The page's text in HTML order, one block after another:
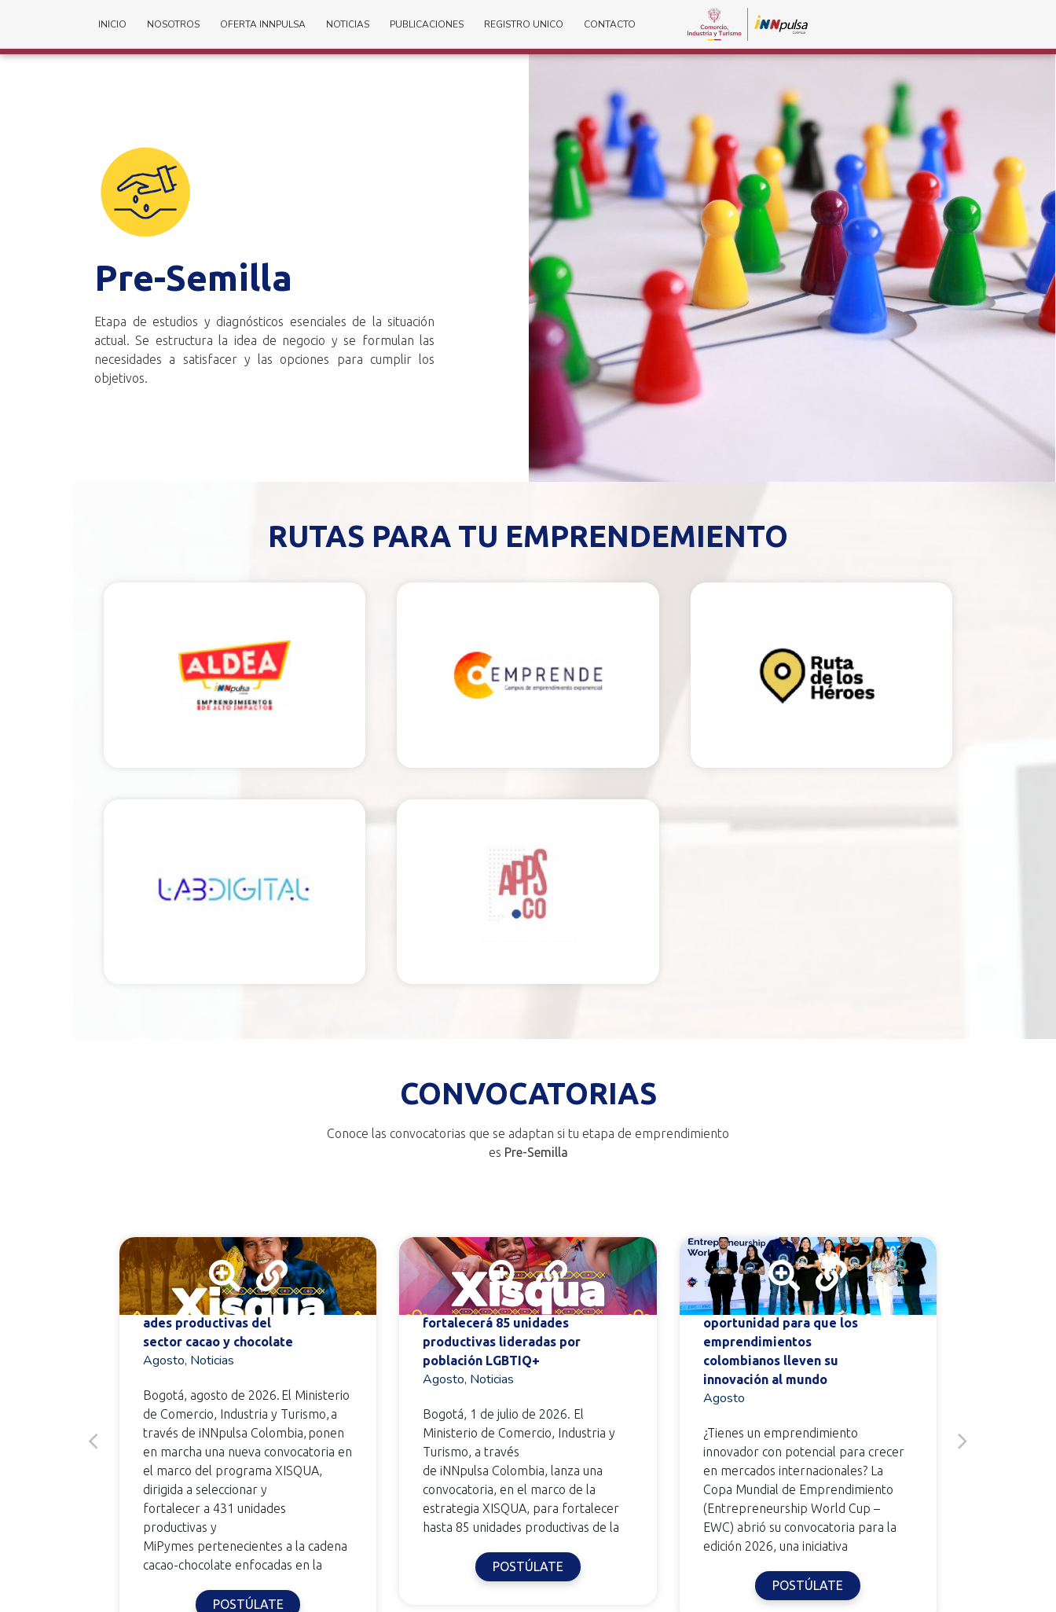
INICIO NOSOTROS OFERTA INNPULSA NOTICIAS PUBLICACIONES REGISTRO UNICO CONTACTO
Pre-Semilla
Etapa de estudios y diagnósticos esenciales de la situación
actual. Se estructura la idea de negocio y se formulan las
necesidades a satisfacer y las opciones para cumplir los
objetivos.
RUTAS PARA TU EMPRENDEMIENTO
CONVOCATORIAS
Conoce las convocatorias que se adaptan si tu etapa de emprendimiento
es Pre-Semilla
MinComercio e iNNpulsa Col
ombia fortalecerán 431 unid
ades productivas del
sector cacao y chocolate
Agosto, Noticias
Bogotá, agosto de 2026. El Ministerio
de Comercio, Industria y Turismo, a
través de iNNpulsa Colombia, ponen
en marcha una nueva convocatoria en
el marco del programa XISQUA,
dirigida a seleccionar y
fortalecer a 431 unidades
productivas y
MiPymes pertenecientes a la cadena
cacao-chocolate enfocadas en la
POSTÚLATE
MinComercio, a través
de iNNpulsa Colombia,
fortalecerá 85 unidades
productivas lideradas por
población LGBTIQ+
Agosto, Noticias
Bogotá, 1 de julio de 2026. El
Ministerio de Comercio, Industria y
Turismo, a través
de iNNpulsa Colombia, lanza una
convocatoria, en el marco de la
estrategia XISQUA, para fortalecer
hasta 85 unidades productivas de la
POSTÚLATE
Copa Mundial de
Emprendimiento 2026: la
oportunidad para que los
emprendimientos
colombianos lleven su
innovación al mundo
Agosto
¿Tienes un emprendimiento
innovador con potencial para crecer
en mercados internacionales? La
Copa Mundial de Emprendimiento
(Entrepreneurship World Cup –
EWC) abrió su convocatoria para la
edición 2026, una iniciativa
POSTÚLATE